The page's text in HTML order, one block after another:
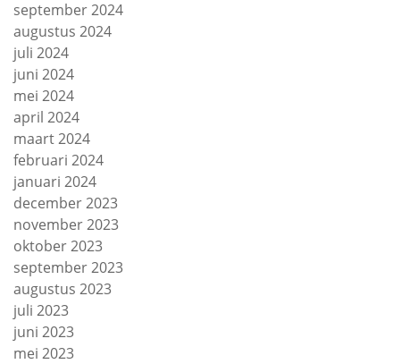
september 2024
augustus 2024
juli 2024
juni 2024
mei 2024
april 2024
maart 2024
februari 2024
januari 2024
december 2023
november 2023
oktober 2023
september 2023
augustus 2023
juli 2023
juni 2023
mei 2023